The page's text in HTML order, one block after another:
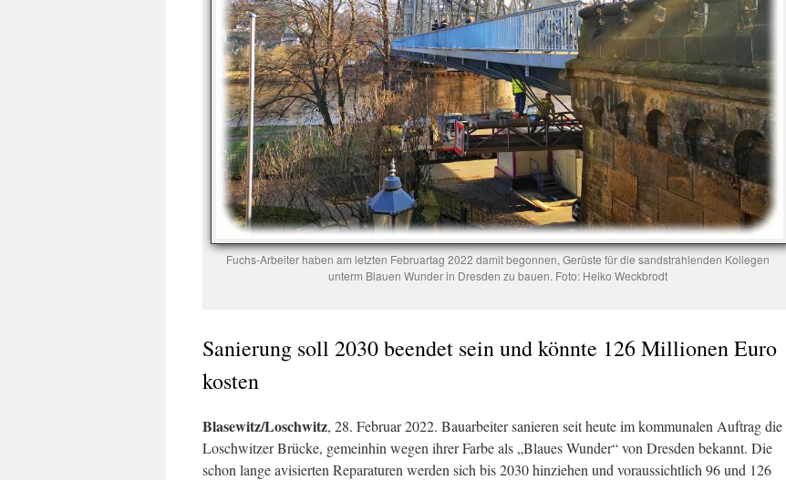
Fuchs-Arbeiter haben am letzten Februartag 2022 damit begonnen, Gerüste für die sandstrahlenden Kollegen
unterm Blauen Wunder in Dresden zu bauen. Foto: Heiko Weckbrodt
Sanierung soll 2030 beendet sein und könnte 126 Millionen Euro
kosten
Blasewitz/Loschwitz, 28. Februar 2022. Bauarbeiter sanieren seit heute im kommunalen Auftrag die
Loschwitzer Brücke, gemeinhin wegen ihrer Farbe als „Blaues Wunder“ von Dresden bekannt. Die
schon lange avisierten Reparaturen werden sich bis 2030 hinziehen und voraussichtlich 96 und 126